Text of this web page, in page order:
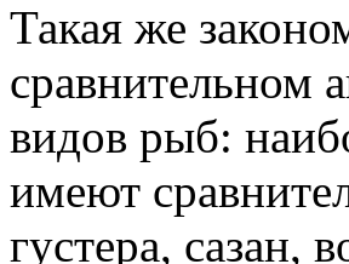
Такая же
сравнительном
видов рыб:
имеют
густера, сазан,